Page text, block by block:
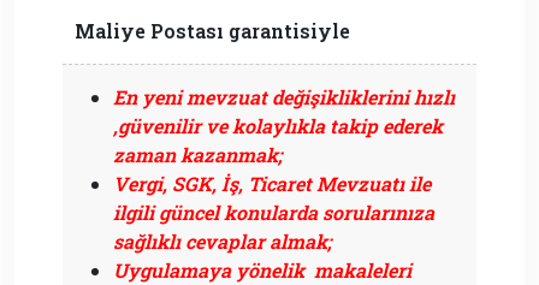
Maliye Postası garantisiyle
En yeni mevzuat değişikliklerini hızlı
,güvenilir ve kolaylıkla takip ederek
zaman kazanmak;
Vergi, SGK, İş, Ticaret Mevzuatı ile
ilgili güncel konularda sorularınıza
sağlıklı cevaplar almak;
Uygulamaya yönelik makaleleri